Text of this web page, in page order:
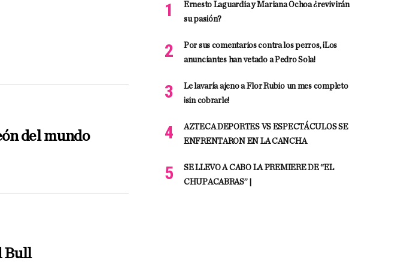
del mundo
Bull
Ernesto Laguardia y Mariana Ochoa ¿revivirán
su pasión?
Por sus comentarios contra los perros, ¡Los
anunciantes han vetado a Pedro Sola!
Le lavaría ajeno a Flor Rubio un mes completo
¡sin cobrarle!
AZTECA DEPORTES VS ESPECTÁCULOS SE
ENFRENTARON EN LA CANCHA
SE LLEVO A CABO LA PREMIERE DE “EL
CHUPACABRAS” |